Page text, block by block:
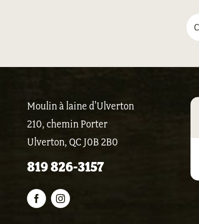
Moulin à laine d'Ulverton
210, chemin Porter
Ulverton, QC J0B 2B0
819 826-3157